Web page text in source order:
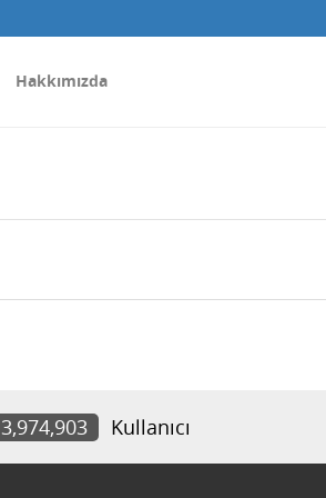
Hakkımızda
3,974,903 Kullanıcı